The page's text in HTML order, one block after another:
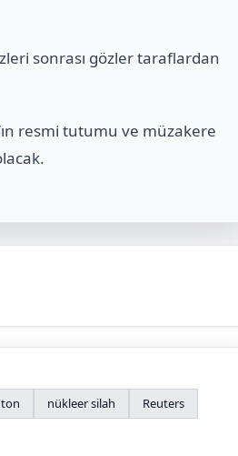
sonrası gözler taraflardan
resmi tutumu ve müzakere
nükleer silah
Reuters